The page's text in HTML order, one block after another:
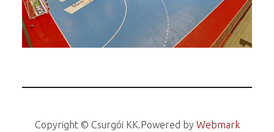
Copyright © Csurgói KK. Powered by Webmark